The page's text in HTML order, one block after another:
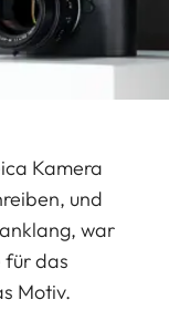
Kamera
und
war
für das
Motiv.